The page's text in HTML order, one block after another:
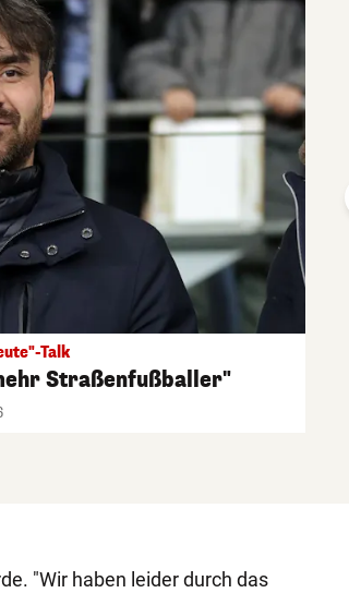
Talk
Straßenfußballer"
"Wir haben leider durch das